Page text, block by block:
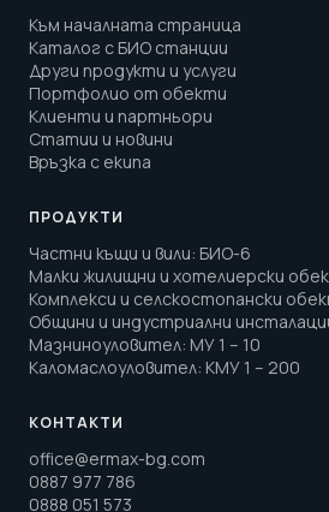
Към началната страница
Каталог с БИО станции
Други продукти и услуги
Портфолио от обекти
Клиенти и партньори
Статии и новини
Връзка с екипа
ПРОДУКТИ
Частни къщи и вили: БИО-6
Малки жилищни и хотелиерски
Комплекси и селскостопански
Общини и индустриални
Мазниноуловител: МУ 1 – 10
Каломаслоуловител: КМУ 1 – 200
КОНТАКТИ
office@ermax-bg.com
0887 977 786
0888 051 573